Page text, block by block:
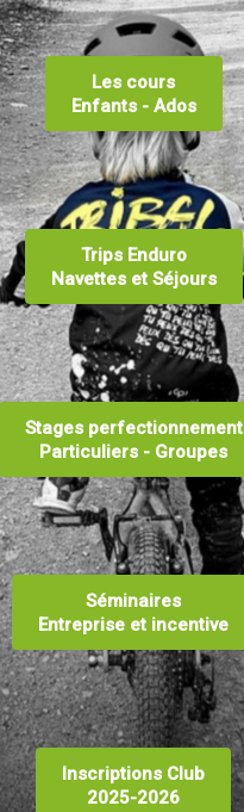
Les cours
Enfants - Ados
Trips Enduro
Navettes et Séjours
Stages perfectionnement
Particuliers - Groupes
Séminaires
Entreprise et incentive
Inscriptions Club
2025-2026